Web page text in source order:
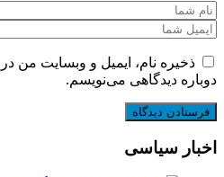
ذخیره نام، ایمیل و وبسایت من
دوباره دیدگاهی می‌نویسم.
اخبار سیاسی